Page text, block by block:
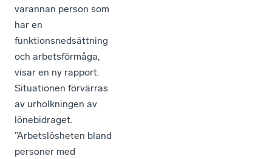
varannan person som
har en
funktionsnedsättning
och arbetsförmåga,
visar en ny rapport.
Situationen förvärras
av urholkningen av
lönebidraget.
”Arbetslösheten bland
personer med